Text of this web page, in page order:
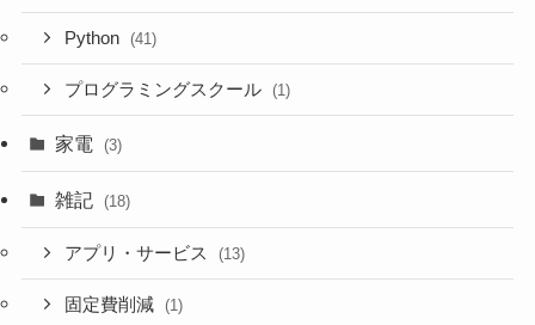
Python (41)
プログラミングスクール (1)
家電 (3)
雑記 (18)
アプリ・サービス (13)
固定費削減 (1)